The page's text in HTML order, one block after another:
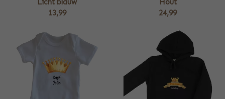
Licht blauw
13,99
Hout
24,99